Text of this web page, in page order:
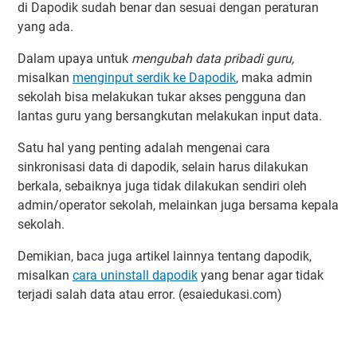
di Dapodik sudah benar dan sesuai dengan peraturan
yang ada.
Dalam upaya untuk mengubah data pribadi guru,
misalkan menginput serdik ke Dapodik, maka admin
sekolah bisa melakukan tukar akses pengguna dan
lantas guru yang bersangkutan melakukan input data.
Satu hal yang penting adalah mengenai cara
sinkronisasi data di dapodik, selain harus dilakukan
berkala, sebaiknya juga tidak dilakukan sendiri oleh
admin/operator sekolah, melainkan juga bersama kepala
sekolah.
Demikian, baca juga artikel lainnya tentang dapodik,
misalkan cara uninstall dapodik yang benar agar tidak
terjadi salah data atau error. (esaiedukasi.com)